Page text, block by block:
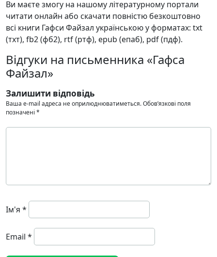
Ви маєте змогу на нашому літературному портали
читати онлайн або скачати повністю безкоштовно
всі книги Гафси Файзал українською у форматах: txt
(тхт), fb2 (фб2), rtf (ртф), epub (епаб), pdf (пдф).
Відгуки на письменника «Гафса
Файзал»
Залишити відповідь
Ваша e-mail адреса не оприлюднюватиметься.Обов’язкові поля
позначені *
Ім'я *
Email *